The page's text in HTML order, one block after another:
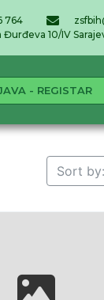
764
Đurđeva 10/IV
- REGISTAR
Sort